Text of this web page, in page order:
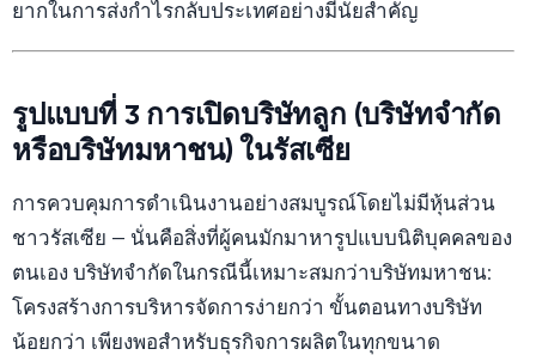
ยากในการส่งกำไรกลับประเทศอย่างมีนัยสำคัญ
รูปแบบที่ 3 การเปิดบริษัทลูก (บริษัทจำกัด
หรือบริษัทมหาชน) ในรัสเซีย
การควบคุมการดำเนินงานอย่างสมบูรณ์โดยไม่มีหุ้นส่วน
ชาวรัสเซีย — นั่นคือสิ่งที่ผู้คนมักมาหารูปแบบนิติบุคคลของ
ตนเอง บริษัทจำกัดในกรณีนี้เหมาะสมกว่าบริษัทมหาชน:
โครงสร้างการบริหารจัดการง่ายกว่า ขั้นตอนทางบริษัท
น้อยกว่า เพียงพอสำหรับธุรกิจการผลิตในทุกขนาด